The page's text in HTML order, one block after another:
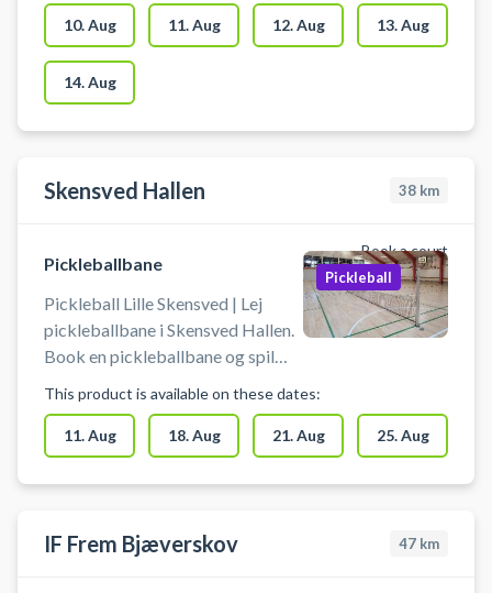
Sportcenter.
10. Aug 11. Aug 12. Aug 13. Aug
14. Aug
Skensved Hallen 38 km
Book a court
Pickleballbane
Pickleball Lille Skensved | Lej
pickleballbane i Skensved Hallen.
Book en pickleballbane og spil
mange pickleballbaner i
Skensvedhallen beliggende på
Højelsevej 1B, 4632 Lille
Skensved.
Pickleball
This product is available on these dates:
11. Aug 18. Aug 21. Aug 25. Aug
IF Frem Bjæverskov 47 km